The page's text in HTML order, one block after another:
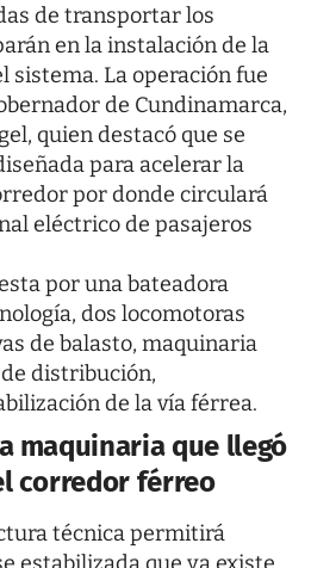
de transportar los
en la instalación de la
La operación fue
de Cundinamarca,
quien destacó que se
para acelerar la
por donde circulará
eléctrico de pasajeros
por una bateadora
dos locomotoras
de balasto, maquinaria
distribución,
de la vía férrea.
maquinaria que llegó
corredor férreo
técnica permitirá